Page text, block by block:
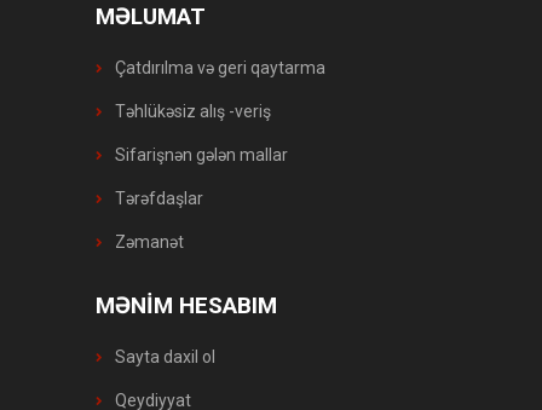
MƏLUMAT
Çatdırılma və geri qaytarma
Təhlükəsiz alış -veriş
Sifarişnən gələn mallar
Tərəfdaşlar
Zəmanət
MƏNİM HESABIM
Sayta daxil ol
Qeydiyyat